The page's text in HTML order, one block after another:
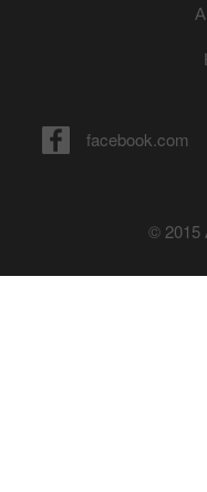
facebook.com
© 2015